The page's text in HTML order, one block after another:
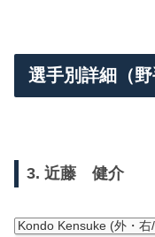
選手別詳細（野
3. 近藤 健介
Kondo Kensuke (外・